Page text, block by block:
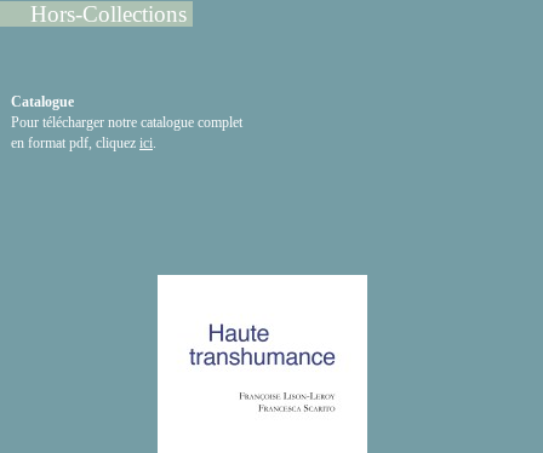
Hors-Collections
Catalogue
Pour télécharger notre catalogue complet
en format pdf, cliquez ici.